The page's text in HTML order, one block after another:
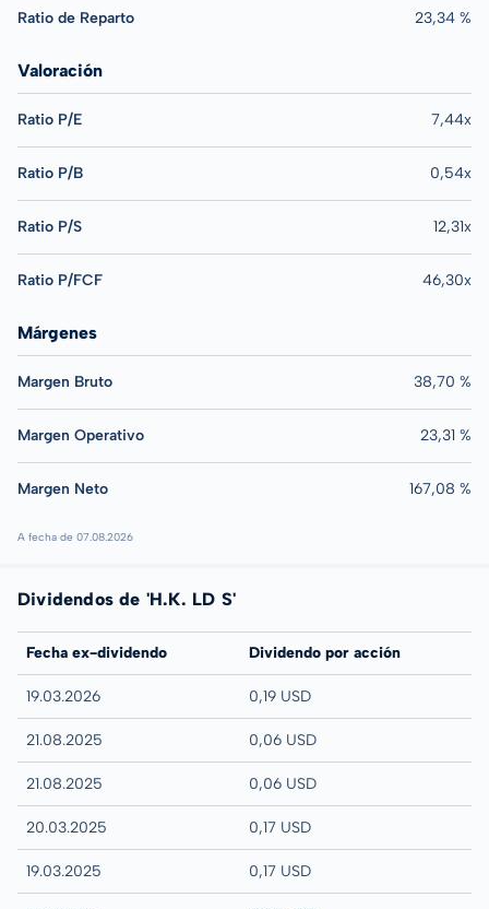
Ratio de Reparto 23,34 %
Valoración
Ratio P/E 7,44x
Ratio P/B 0,54x
Ratio P/S 12,31x
Ratio P/FCF 46,30x
Márgenes
Margen Bruto 38,70 %
Margen Operativo 23,31 %
Margen Neto 167,08 %
A fecha de 07.08.2026
Dividendos de 'H.K. LD S'
Fecha ex-dividendo Dividendo por acción
19.03.2026 0,19 USD
21.08.2025 0,06 USD
21.08.2025 0,06 USD
20.03.2025 0,17 USD
19.03.2025 0,17 USD